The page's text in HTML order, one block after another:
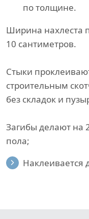
по толщине.
Ширина нахлеста
10 сантиметров.
Стыки
строительным
без складок и
Загибы делают на
пола;
Наклеивается